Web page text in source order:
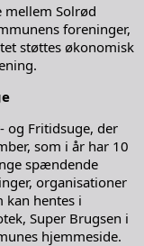
mellem Solrød
foreninger,
støttes økonomisk
og Fritidsuge, der
som i år har 10
spændende
organisationer
kan hentes i
Super Brugsen i
hjemmeside.